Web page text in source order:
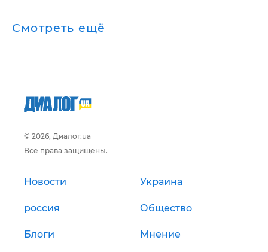
Смотреть ещё
© 2026, Диалог.ua
Все права защищены.
Новости Украина
россия Общество
Блоги Мнение